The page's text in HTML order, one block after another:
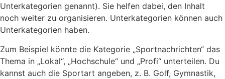
Unterkategorien genannt). Sie helfen dabei, den Inhalt
noch weiter zu organisieren. Unterkategorien können auch
Unterkategorien haben.
Zum Beispiel könnte die Kategorie „Sportnachrichten“ das
Thema in „Lokal“, „Hochschule“ und „Profi“ unterteilen. Du
kannst auch die Sportart angeben, z. B. Golf, Gymnastik,